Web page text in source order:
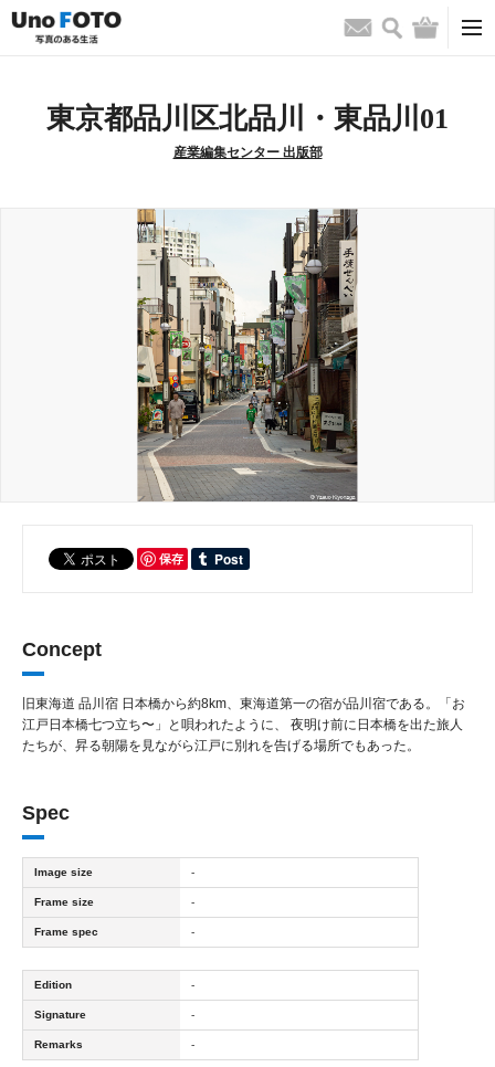
お問い合わせ
検索 バッグ
東京都品川区北品川・東品川01
産業編集センター 出版部
保存
Concept
旧東海道 品川宿 日本橋から約8km、東海道第一の宿が品川宿である。「お
江戸日本橋七つ立ち〜」と唄われたように、 夜明け前に日本橋を出た旅人
たちが、昇る朝陽を見ながら江戸に別れを告げる場所でもあった。
Spec
Image size -
Frame size -
Frame spec -
Edition -
Signature -
Remarks -